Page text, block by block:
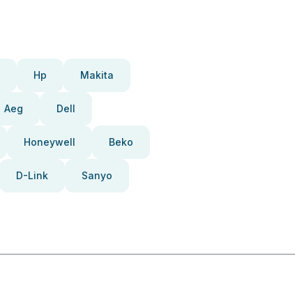
Hp Makita
Aeg Dell
Honeywell Beko
D-Link Sanyo